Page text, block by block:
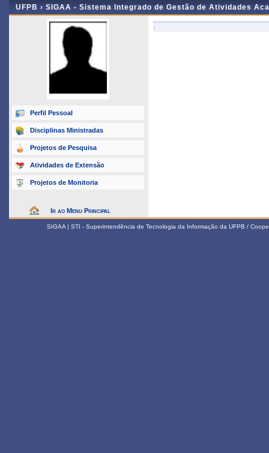
UFPB › SIGAA - Sistema Integrado de Gestão de Atividades
Perfil Pessoal
Disciplinas Ministradas
Projetos de Pesquisa
Atividades de Extensão
Projetos de Monitoria
Ir ao Menu Principal
-
SIGAA | STI - Superintendência de Tecnologia da Informação da UFPB /